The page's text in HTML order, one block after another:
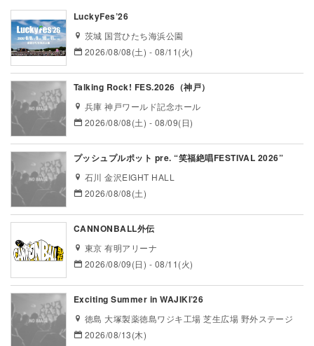
LuckyFes’26
茨城 国営ひたち海浜公園
2026/08/08(土) - 08/11(火)
Talking Rock! FES.2026（神戸）
兵庫 神戸ワールド記念ホール
2026/08/08(土) - 08/09(日)
プッシュプルポット pre. “笑福絶唱FESTIVAL 2026”
石川 金沢EIGHT HALL
2026/08/08(土)
CANNONBALL外伝
東京 有明アリーナ
2026/08/09(日) - 08/11(火)
Exciting Summer in WAJIKI’26
徳島 大塚製薬徳島ワジキ工場 芝生広場 野外ステージ
2026/08/13(木)